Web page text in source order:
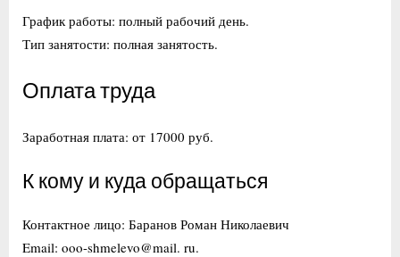
График работы: полный рабочий день.
Тип занятости: полная занятость.
Оплата труда
Заработная плата: от 17000 руб.
К кому и куда обращаться
Контактное лицо: Баранов Роман Николаевич
Email: ooo-shmelevo@mail. ru.